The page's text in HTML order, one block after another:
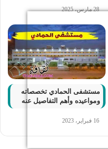
28 مارس، 2025
مستشفى الحمادي تخصصاته
ومواعيده وأهم التفاصيل عنه
16 فبراير، 2023